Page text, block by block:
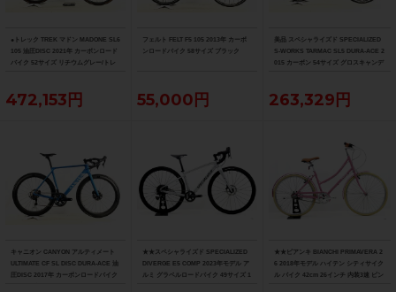
●トレック TREK マドン MADONE SL6
105 油圧DISC 2021年 カーボンロード
バイク 52サイズ リチウムグレー/トレ
472,153円
フェルト FELT F5 105 2013年 カーボ
ンロードバイク 58サイズ ブラック
55,000円
美品 スペシャライズド SPECIALIZED
S-WORKS TARMAC SL5 DURA-ACE 2
015 カーボン 54サイズ グロスキャンデ
263,329円
キャニオン CANYON アルティメート
ULTIMATE CF SL DISC DURA-ACE 油
圧DISC 2017年 カーボンロードバイク
★★スペシャライズド SPECIALIZED
DIVERGE E5 COMP 2023年モデル ア
ルミ グラベルロードバイク 49サイズ 1
★★ビアンキ BIANCHI PRIMAVERA 2
6 2018年モデル ハイテン シティサイク
ル バイク 42cm 26インチ 内装3速 ピン